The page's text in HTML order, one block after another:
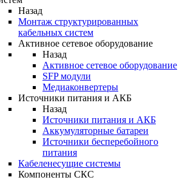
Назад
Монтаж структурированных
кабельных систем
Активное сетевое оборудование
Назад
Активное сетевое оборудование
SFP модули
Медиаконвертеры
Источники питания и АКБ
Назад
Источники питания и АКБ
Аккумуляторные батареи
Источники бесперебойного
питания
Кабеленесущие системы
Компоненты СКС